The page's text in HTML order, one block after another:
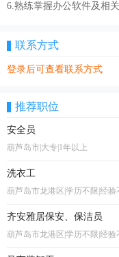
6.熟练掌握办公软件及相
联系方式
登录后可查看联系方式
推荐职位
安全员
葫芦岛市|大专|1年以上
洗衣工
葫芦岛市龙港区|学历不限|经验
齐安雅居保安、保洁员
葫芦岛市龙港区|学历不限|经验